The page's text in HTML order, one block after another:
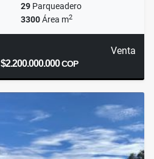
29 Parqueadero
3300Área m2
Venta
$2.200.000.000COP